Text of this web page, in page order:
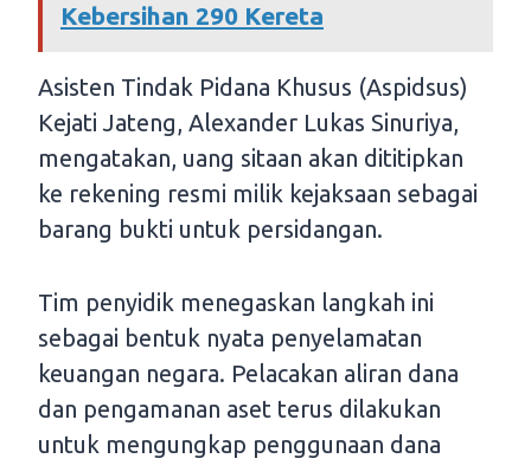
Kebersihan 290 Kereta
Asisten Tindak Pidana Khusus (Aspidsus)
Kejati Jateng, Alexander Lukas Sinuriya,
mengatakan, uang sitaan akan dititipkan
ke rekening resmi milik kejaksaan sebagai
barang bukti untuk persidangan.
Tim penyidik menegaskan langkah ini
sebagai bentuk nyata penyelamatan
keuangan negara. Pelacakan aliran dana
dan pengamanan aset terus dilakukan
untuk mengungkap penggunaan dana